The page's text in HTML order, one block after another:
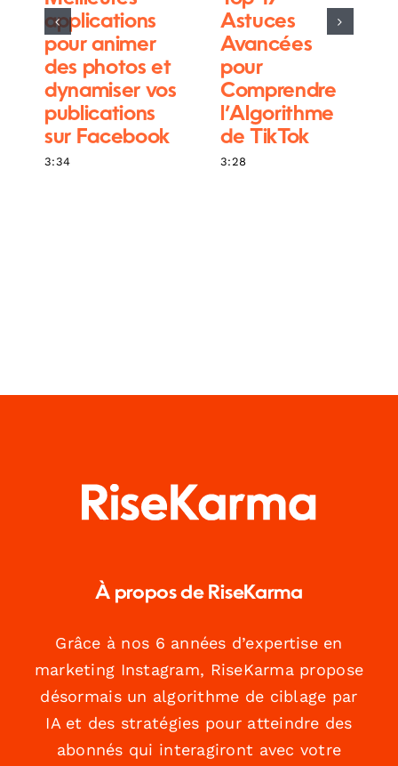
applications
pour animer
des photos et
dynamiser vos
publications
sur Facebook
3:34
Astuces
Avancées
pour
Comprendre
l’Algorithme
de TikTok
3:28
À propos de RiseKarma
Grâce à nos 6 années d’expertise en
marketing Instagram, RiseKarma propose
désormais un algorithme de ciblage par
IA et des stratégies pour atteindre des
abonnés qui interagiront avec votre